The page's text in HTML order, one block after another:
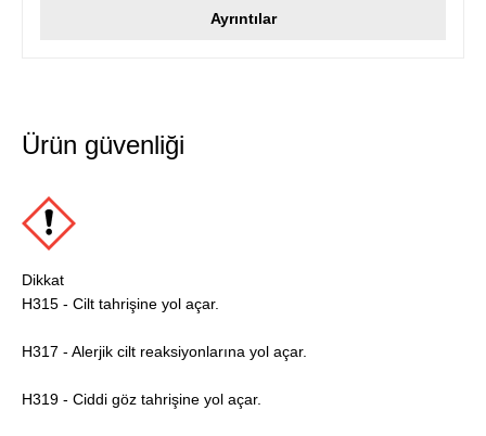
Ayrıntılar
Ürün güvenliği
Dikkat
H315 - Cilt tahrişine yol açar.
H317 - Alerjik cilt reaksiyonlarına yol açar.
H319 - Ciddi göz tahrişine yol açar.